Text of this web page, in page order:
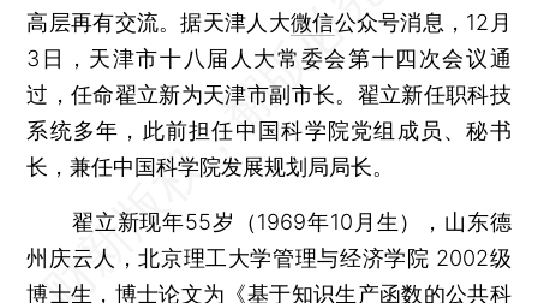
高层再有交流。据天津人大微信公众号消息，12月
3日，天津市十八届人大常委会第十四次会议通
过，任命翟立新为天津市副市长。翟立新任职科技
系统多年，此前担任中国科学院党组成员、秘书
长，兼任中国科学院发展规划局局长。
翟立新现年55岁（1969年10月生），山东德
州庆云人，北京理工大学管理与经济学院 2002级
博士生，博士论文为《基于知识生产函数的公共科